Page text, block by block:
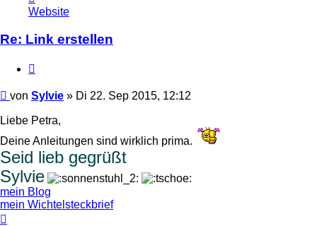
von
Sylvie
Website
Re: Link erstellen
Beitrag
von Sylvie » Di 22. Sep 2015, 12:12
Liebe Petra,
Deine Anleitungen sind wirklich prima.
Seid lieb gegrüßt
Sylvie
mein Blog
mein Wichtelsteckbrief